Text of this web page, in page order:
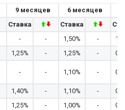
9 месяцев 6 месяцев
Ставка Ставка
- - 1,50% -
1,25% - 1,25% -
- - 1,10% -
1,40% - 1,10% -
1,25% - 1,00% -